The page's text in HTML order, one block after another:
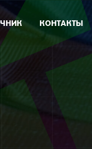
КОНТАКТЫ